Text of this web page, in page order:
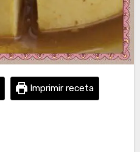
Imprimir receta